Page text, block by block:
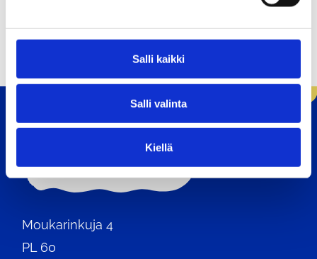
l
Salli kaikki
Salli valinta
Kiellä
Targeted youth work
Moukarinkuja 4
PL 60